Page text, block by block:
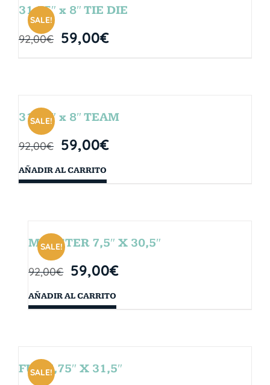
SALE!
31.75″ x 8″ TIE DIE
92,00€ 59,00€
SALE!
31.75″ x 8″ TEAM
92,00€ 59,00€
AÑADIR AL CARRITO
SALE!
MONSTER 7,5″ X 30,5″
92,00€ 59,00€
AÑADIR AL CARRITO
SALE!
FUN 7,75″ X 31,5″